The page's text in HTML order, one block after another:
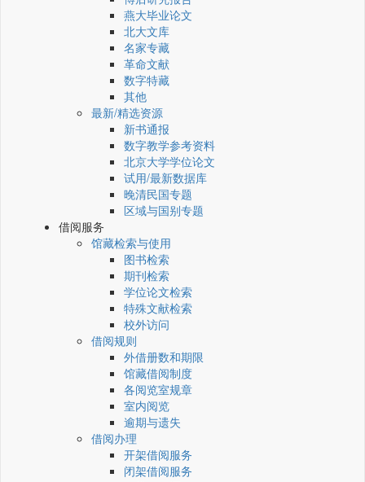
燕大毕业论文
北大文库
名家专藏
革命文献
数字特藏
其他
最新/精选资源
新书通报
数字教学参考资料
北京大学学位论文
试用/最新数据库
晚清民国专题
区域与国别专题
借阅服务
馆藏检索与使用
图书检索
期刊检索
学位论文检索
特殊文献检索
校外访问
借阅规则
外借册数和期限
馆藏借阅制度
各阅览室规章
室内阅览
逾期与遗失
借阅办理
开架借阅服务
闭架借阅服务